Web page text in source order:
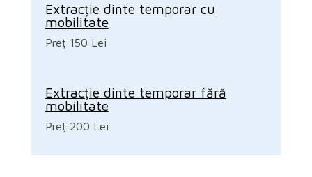
Extracție dinte temporar cu
mobilitate
Preț 150 Lei
Extracție dinte temporar fără
mobilitate
Preț 200 Lei